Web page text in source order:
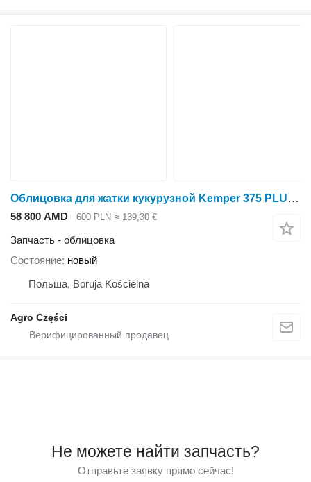
Облицовка для жатки кукурузной Kemper 375 PLUS, 390 PLUS
58 800 AMD 600 PLN ≈ 139,30 €
Запчасть - облицовка
Состояние новый
Польша, Boruja Kościelna
Agro Części
Не можете найти запчасть?
Отправьте заявку прямо сейчас!